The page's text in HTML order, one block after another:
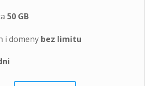
50 GB
i domeny bez limitu